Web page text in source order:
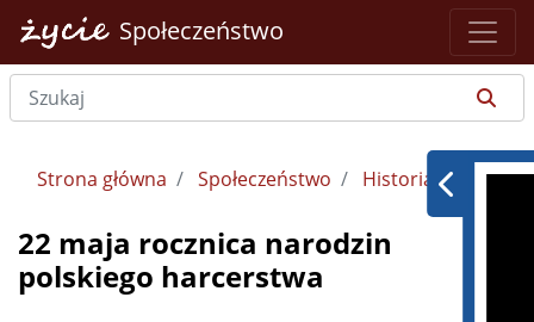
Społeczeństwo
Strona główna Społeczeństwo Historia
22 maja rocznica narodzin
polskiego harcerstwa